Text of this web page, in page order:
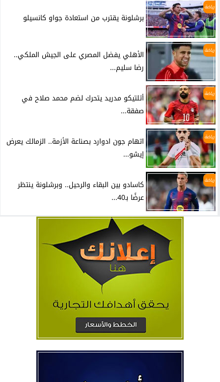
رياضة
برشلونة يقترب من استعادة جواو كانسيلو
رياضة
الأهلي يفضل المصري على الجيش الملكي..
رضا سليم...
رياضة
أتلتيكو مدريد يتحرك لضم محمد صلاح في
صفقة...
رياضة
اتهام جون ادوارد بصناعة الأزمة.. الزمالك يعرض
إيشو...
رياضة
كاسادو بين البقاء والرحيل.. وبرشلونة ينتظر
عرضًا بـ40...